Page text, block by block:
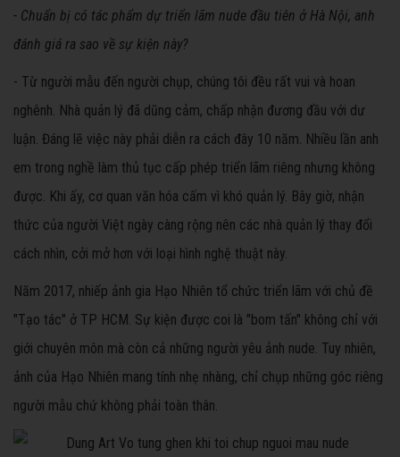
- Chuẩn bị có tác phẩm dự triển lãm nude đầu tiên ở Hà Nội, anh
đánh giá ra sao về sự kiện này?
- Từ người mẫu đến người chụp, chúng tôi đều rất vui và hoan
nghênh. Nhà quản lý đã dũng cảm, chấp nhận đương đầu với dư
luận. Đáng lẽ việc này phải diễn ra cách đây 10 năm. Nhiều lần anh
em trong nghề làm thủ tục cấp phép triển lãm riêng nhưng không
được. Khi ấy, cơ quan văn hóa cấm vì khó quản lý. Bây giờ, nhận
thức của người Việt ngày càng rộng nên các nhà quản lý thay đổi
cách nhìn, cởi mở hơn với loại hình nghệ thuật này.
Năm 2017, nhiếp ảnh gia Hạo Nhiên tổ chức triển lãm với chủ đề
"Tạo tác" ở TP HCM. Sự kiện được coi là "bom tấn" không chỉ với
giới chuyên môn mà còn cả những người yêu ảnh nude. Tuy nhiên,
ảnh của Hạo Nhiên mang tính nhẹ nhàng, chỉ chụp những góc riêng
người mẫu chứ không phải toàn thân.